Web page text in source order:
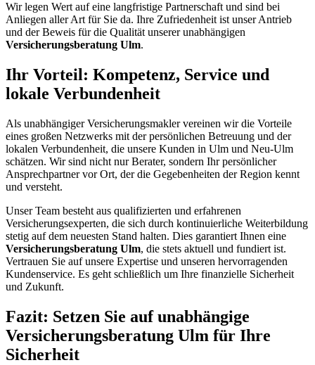
Wir legen Wert auf eine langfristige Partnerschaft und sind bei
Anliegen aller Art für Sie da. Ihre Zufriedenheit ist unser Antrieb
und der Beweis für die Qualität unserer unabhängigen
Versicherungsberatung Ulm.
Ihr Vorteil: Kompetenz, Service und
lokale Verbundenheit
Als unabhängiger Versicherungsmakler vereinen wir die Vorteile
eines großen Netzwerks mit der persönlichen Betreuung und der
lokalen Verbundenheit, die unsere Kunden in Ulm und Neu-Ulm
schätzen. Wir sind nicht nur Berater, sondern Ihr persönlicher
Ansprechpartner vor Ort, der die Gegebenheiten der Region kennt
und versteht.
Unser Team besteht aus qualifizierten und erfahrenen
Versicherungsexperten, die sich durch kontinuierliche Weiterbildung
stetig auf dem neuesten Stand halten. Dies garantiert Ihnen eine
Versicherungsberatung Ulm, die stets aktuell und fundiert ist.
Vertrauen Sie auf unsere Expertise und unseren hervorragenden
Kundenservice. Es geht schließlich um Ihre finanzielle Sicherheit
und Zukunft.
Fazit: Setzen Sie auf unabhängige
Versicherungsberatung Ulm für Ihre
Sicherheit